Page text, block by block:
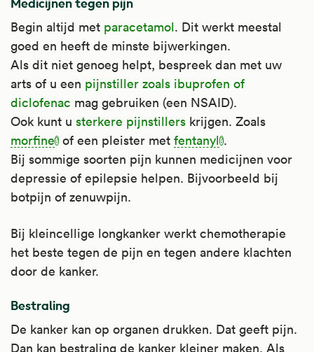
Begin altijd met paracetamol. Dit werkt meestal
goed en heeft de minste bijwerkingen.
Als dit niet genoeg helpt, bespreek dan met uw
arts of u een pijnstiller zoals ibuprofen of
diclofenac mag gebruiken (een NSAID).
Ook kunt u sterkere pijnstillers krijgen. Zoals
morfine of een pleister metfentanyl .
Bij sommige soorten pijn kunnen medicijnen voor
depressie of epilepsie helpen. Bijvoorbeeld bij
botpijn of zenuwpijn.
Bij kleincellige longkanker werkt chemotherapie
het beste tegen de pijn en tegen andere klachten
door de kanker.
Bestraling
De kanker kan op organen drukken. Dat geeft pijn.
Dan kan bestraling de kanker kleiner maken. Als